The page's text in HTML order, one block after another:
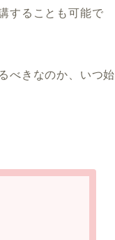
することも可能で
べきなのか、いつ始